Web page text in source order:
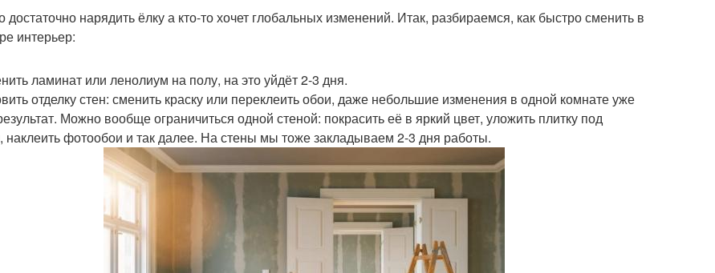
достаточно нарядить ёлку а кто-то хочет глобальных изменений. Итак, разбираемся, как быстро сменить в
интерьер:
ламинат или ленолиум на полу, на это уйдёт 2-3 дня.
отделку стен: сменить краску или переклеить обои, даже небольшие изменения в одной комнате уже
Можно вообще ограничиться одной стеной: покрасить её в яркий цвет, уложить плитку под
наклеить фотообои и так далее. На стены мы тоже закладываем 2-3 дня работы.